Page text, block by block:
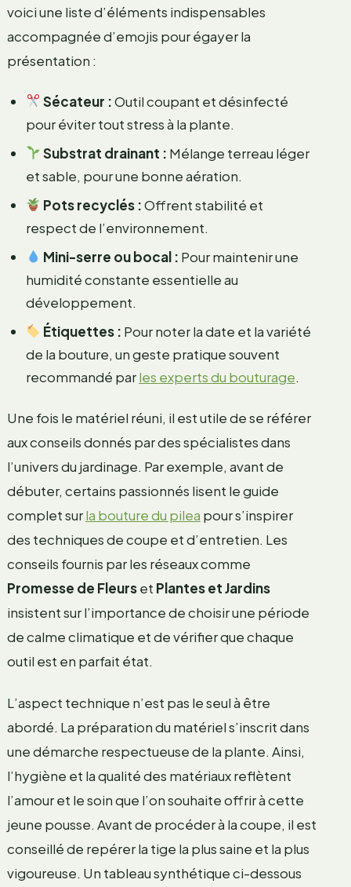
voici une liste d’éléments indispensables
accompagnée d’emojis pour égayer la
présentation :
Sécateur :Outil coupant et désinfecté
pour éviter tout stress à la plante.
Substrat drainant : Mélange terreau léger
et sable, pour une bonne aération.
Pots recyclés :Offrent stabilité et
respect de l’environnement.
Mini-serre ou bocal : Pour maintenir une
humidité constante essentielle au
développement.
Étiquettes : Pour noter la date et la variété
de la bouture, un geste pratique souvent
recommandé parles experts du bouturage.
Une fois le matériel réuni, il est utile de se référer
aux conseils donnés par des spécialistes dans
l’univers du jardinage. Par exemple, avant de
débuter, certains passionnés lisent le guide
complet surla bouture du pilea pour s’inspirer
des techniques de coupe et d’entretien. Les
conseils fournis par les réseaux comme
Promesse de Fleurset Plantes et Jardins
insistent sur l’importance de choisir une période
de calme climatique et de vérifier que chaque
outil est en parfait état.
L’aspect technique n’est pas le seul à être
abordé. La préparation du matériel s’inscrit dans
une démarche respectueuse de la plante. Ainsi,
l’hygiène et la qualité des matériaux reflètent
l’amour et le soin que l’on souhaite offrir à cette
jeune pousse. Avant de procéder à la coupe, il est
conseillé de repérer la tige la plus saine et la plus
vigoureuse. Un tableau synthétique ci-dessous